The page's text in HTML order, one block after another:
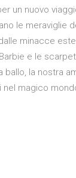
un nuovo
le meraviglie
minacce
e le
la nostra
magico